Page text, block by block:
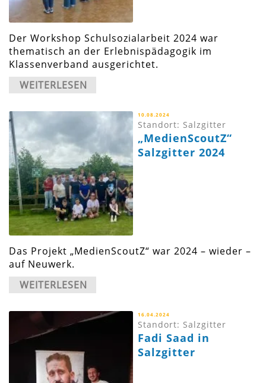
Der Workshop Schulsozialarbeit 2024 war
thematisch an der Erlebnispädagogik im
Klassenverband ausgerichtet.
WEITERLESEN
10.08.2024
Standort: Salzgitter
„MedienScoutZ“
Salzgitter 2024
Das Projekt „MedienScoutZ“ war 2024 – wieder –
auf Neuwerk.
WEITERLESEN
16.04.2024
Standort: Salzgitter
Fadi Saad in
Salzgitter